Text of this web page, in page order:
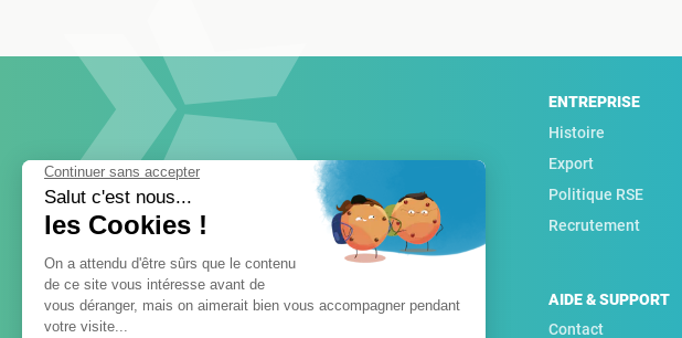
ENTREPRISE
Histoire
Export
Politique RSE
Recrutement
AIDE & SUPPORT
Contact